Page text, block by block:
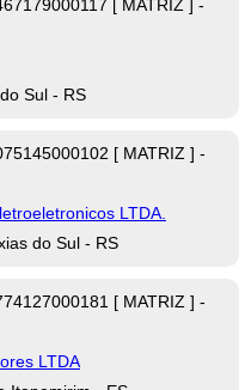
[ MATRIZ ] -
Sul - RS
[ MATRIZ ] -
LTDA.
do Sul - RS
[ MATRIZ ] -
LTDA